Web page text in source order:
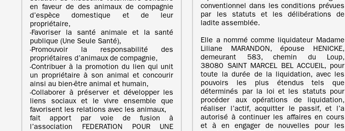
en faveur de des animaux de compagnie
d’espèce domestique et de leur
propriétaire,
‐Favoriser la santé animale et la santé
publique (Une Seule Santé),
‐Promouvoir la responsabilité des
propriétaires d’animaux de compagnie,
‐Contribuer à la promotion du lien qui unit
un propriétaire à son animal et concourir
ainsi au bien-être animal et humain,
‐Collaborer à préserver et développer les
liens sociaux et le vivre ensemble que
favorisent les relations avec les animaux,
fait apport par voie de fusion à
l’association FEDERATION POUR UNE
conventionnel dans les conditions prévues
par les statuts et les délibérations de
ladite assemblée.
Elle a nommé comme liquidateur Madame
Liliane MARANDON, épouse HENICKE,
demeurant 583, chemin du Loup,
38080 SAINT MARCEL BEL ACCUEIL, pour
toute la durée de la liquidation, avec les
pouvoirs les plus étendus tels que
déterminés par la loi et les statuts pour
procéder aux opérations de liquidation,
réaliser l’actif, acquitter le passif, et l’a
autorisé à continuer les affaires en cours
et à en engager de nouvelles pour les